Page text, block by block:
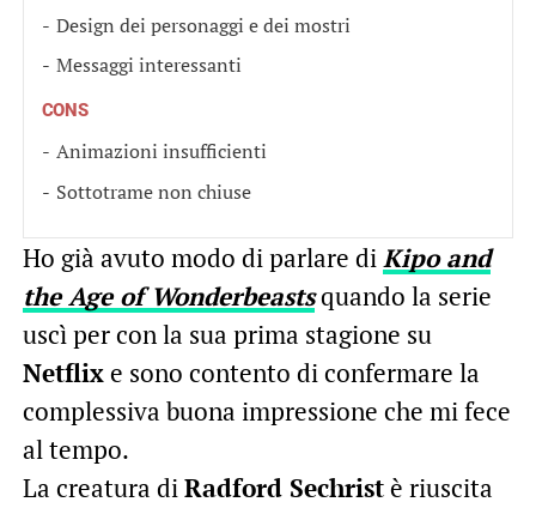
Design dei personaggi e dei mostri
Messaggi interessanti
CONS
Animazioni insufficienti
Sottotrame non chiuse
Ho già avuto modo di parlare diKipo and
the Age of Wonderbeastsquando la serie
uscì per con la sua prima stagione su
Netflixe sono contento di confermare la
complessiva buona impressione che mi fece
al tempo.
La creatura diRadford Sechristè riuscita